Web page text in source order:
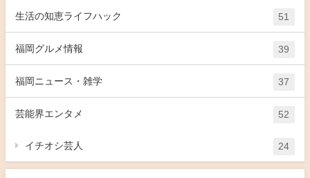
生活の知恵ライフハック 51
福岡グルメ情報 39
福岡ニュース・雑学 37
芸能界エンタメ 52
イチオシ芸人 24